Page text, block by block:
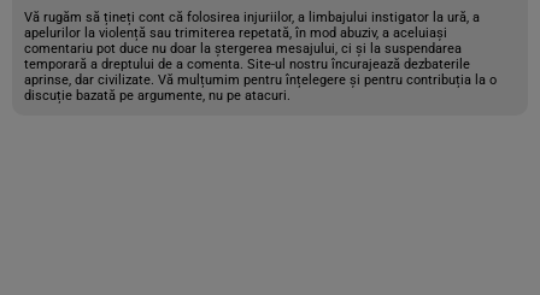
Vă rugăm să țineți cont că folosirea injuriilor, a limbajului instigator la ură, a
apelurilor la violență sau trimiterea repetată, în mod abuziv, a aceluiași
comentariu pot duce nu doar la ștergerea mesajului, ci și la suspendarea
temporară a dreptului de a comenta. Site-ul nostru încurajează dezbaterile
aprinse, dar civilizate. Vă mulțumim pentru înțelegere și pentru contribuția la o
discuție bazată pe argumente, nu pe atacuri.